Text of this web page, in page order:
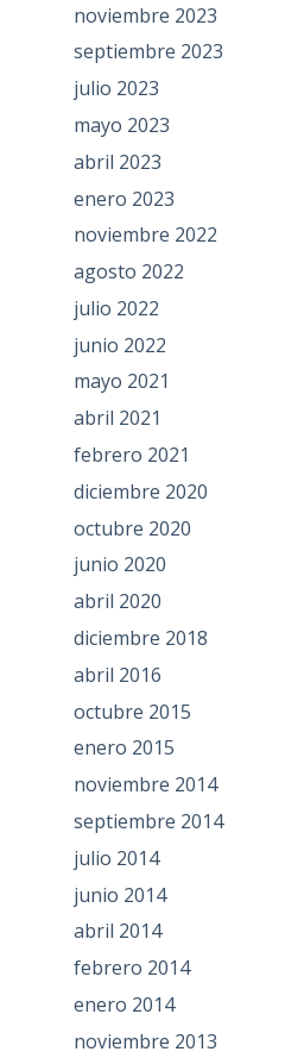
noviembre 2023
septiembre 2023
julio 2023
mayo 2023
abril 2023
enero 2023
noviembre 2022
agosto 2022
julio 2022
junio 2022
mayo 2021
abril 2021
febrero 2021
diciembre 2020
octubre 2020
junio 2020
abril 2020
diciembre 2018
abril 2016
octubre 2015
enero 2015
noviembre 2014
septiembre 2014
julio 2014
junio 2014
abril 2014
febrero 2014
enero 2014
noviembre 2013